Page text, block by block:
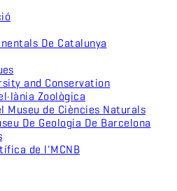
De Catalunya
and Conservation
Zoològica
Museu de Ciències Naturals
De Geologia De Barcelona
de l'MCNB